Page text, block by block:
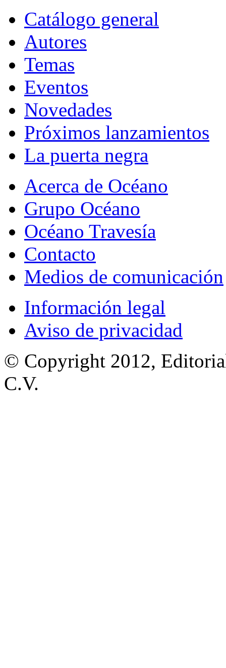
Catálogo general
Autores
Temas
Eventos
Novedades
Próximos lanzamientos
La puerta negra
Acerca de Océano
Grupo Océano
Océano Travesía
Contacto
Medios de comunicación
Información legal
Aviso de privacidad
© Copyright 2012,
C.V.